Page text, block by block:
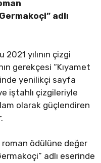
adlı
yılının çizgi
gerekçesi “Kıyamet
yenilikçi sayfa
iştahlı çizgileriyle
olarak güçlendiren
roman ödülüne değer
adlı eserinde